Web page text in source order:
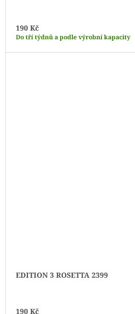
190 Kč
Do tří týdnů a podle výrobní kapacity
EDITION 3 ROSETTA 2399
190 Kč